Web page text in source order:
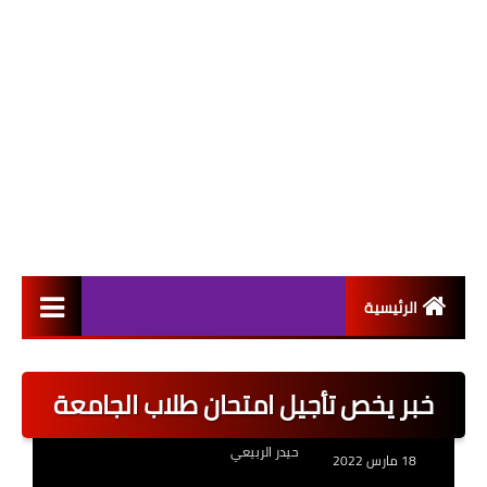
الرئيسية
اخبار القطاع العام
خبر يخص تأجيل امتحان طلاب الجامعة
18 مارس 2022
حيدر الربيعي